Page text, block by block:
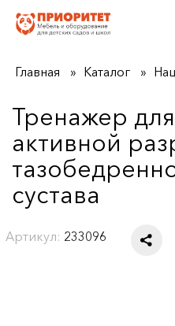
Главная Каталог
Тренажер
активной
сустава
Артикул: 233096